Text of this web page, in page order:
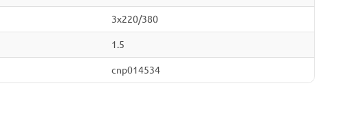
3x220/380
1.5
cnp014534